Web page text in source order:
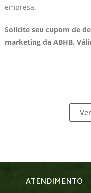
empresa.
Solicite seu cupom de
marketing da ABHB.
ATENDIMENTO